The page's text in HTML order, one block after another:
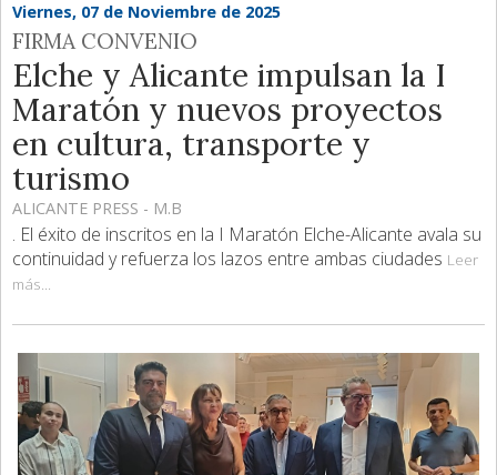
Viernes, 07 de Noviembre de 2025
FIRMA CONVENIO
Elche y Alicante impulsan la I
Maratón y nuevos proyectos
en cultura, transporte y
turismo
ALICANTE PRESS - M.B
. El éxito de inscritos en la I Maratón Elche-Alicante avala su
continuidad y refuerza los lazos entre ambas ciudades Leer
más...